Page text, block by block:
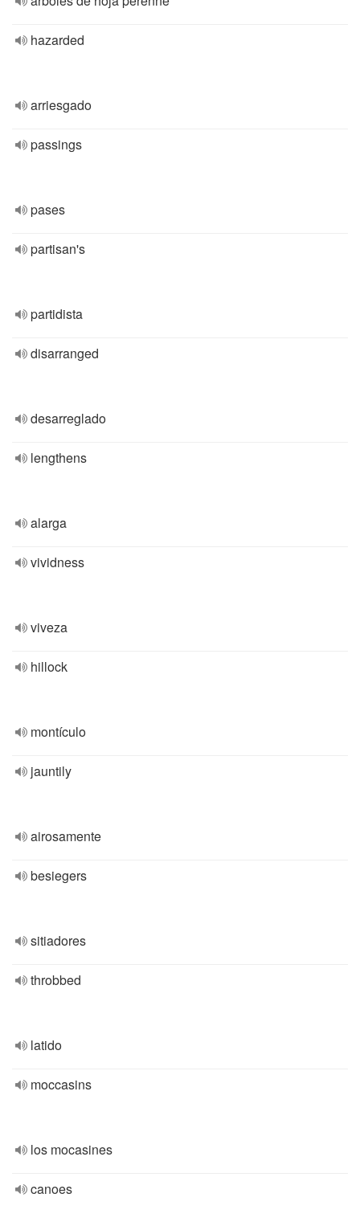
hazarded
arriesgado
passings
pases
partisan's
partidista
disarranged
desarreglado
lengthens
alarga
vividness
viveza
hillock
montículo
jauntily
airosamente
besiegers
sitiadores
throbbed
latido
moccasins
los mocasines
canoes